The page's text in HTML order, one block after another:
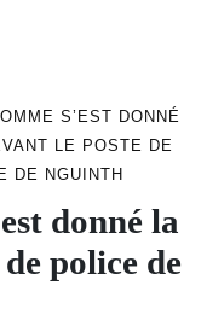
S’EST DONNÉ
LE POSTE DE
DE NGUINTH
donné la
police de